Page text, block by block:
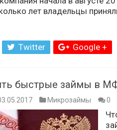
лет владельцы
Twitter Google +
быстрые займы в
Микрозаймы 0